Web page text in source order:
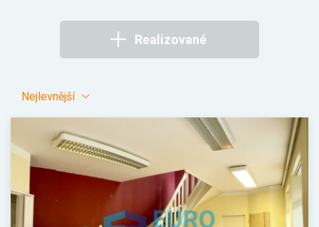
Realizované
Nejlevnější